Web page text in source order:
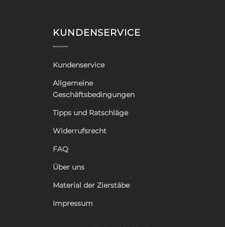
KUNDENSERVICE
Kundenservice
Allgemeine
Geschäftsbedingungen
Tipps und Ratschläge
Widerrufsrecht
FAQ
Über uns
Material der Zierstäbe
Impressum